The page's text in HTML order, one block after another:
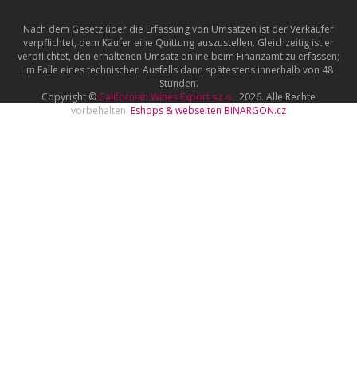
Nach dem Gesetz über die Erfassung von Umsätzen ist der Verkäufer
verpflichtet, dem Käufer eine Quittung auszustellen. Gleichzeitig ist er
verpflichtet, den erhaltenen Umsatz online beim Finanzamt zu erfassen;
im Falle eines technischen Ausfalls dann spätestens innerhalb von 48
Stunden.
Copyright © Californian Wines Export s.r.o. 2026. Alle Rechte
vorbehalten. Eshops & webseiten BINARGON.cz